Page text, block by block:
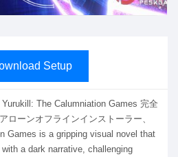
Setup
The Calumniation Games 完全
ローンオフラインインストーラー、
Games is a gripping visual novel that
a dark narrative, challenging